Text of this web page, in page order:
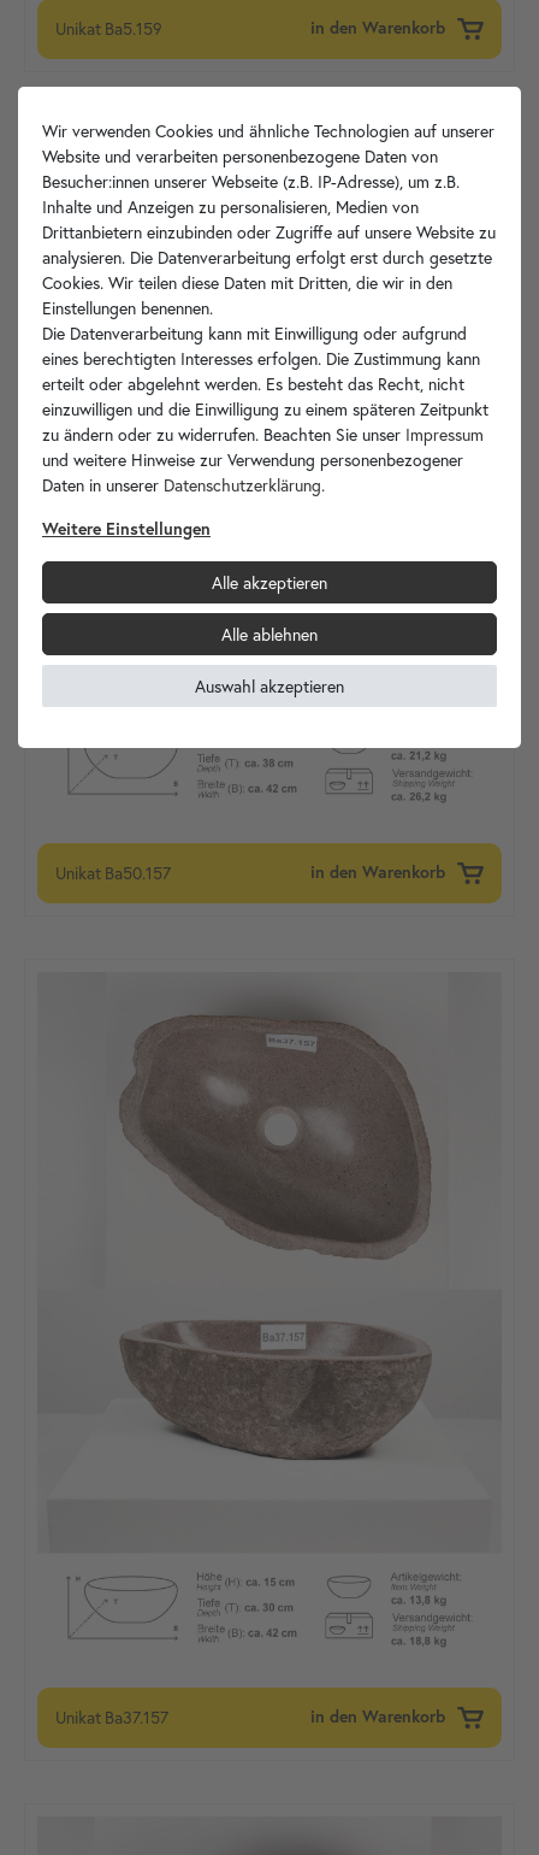
Unikat Ba5.159 in den Warenkorb
Unikat Ba50.157 in den Warenkorb
Unikat Ba37.157 in den Warenkorb
Wir verwenden Cookies und ähnliche Technologien auf unserer
Website und verarbeiten personenbezogene Daten von
Besucher:innen unserer Webseite (z.B. IP-Adresse), um z.B.
Inhalte und Anzeigen zu personalisieren, Medien von
Drittanbietern einzubinden oder Zugriffe auf unsere Website zu
analysieren. Die Datenverarbeitung erfolgt erst durch gesetzte
Cookies. Wir teilen diese Daten mit Dritten, die wir in den
Einstellungen benennen.
Die Datenverarbeitung kann mit Einwilligung oder aufgrund
eines berechtigten Interesses erfolgen. Die Zustimmung kann
erteilt oder abgelehnt werden. Es besteht das Recht, nicht
einzuwilligen und die Einwilligung zu einem späteren Zeitpunkt
zu ändern oder zu widerrufen. Beachten Sie unser Impressum
und weitere Hinweise zur Verwendung personenbezogener
Daten in unserer Daten­schutz­erklärung.
Weitere Einstellungen
Alle akzeptieren
Alle ablehnen
Auswahl akzeptieren